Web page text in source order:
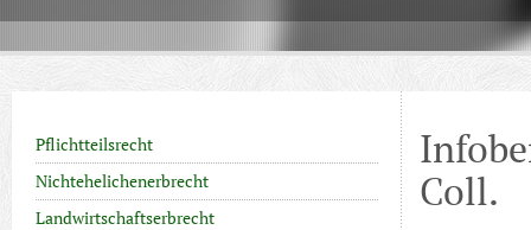
Pflichtteilsrecht
Nichtehelichenerbrecht
Landwirtschaftserbrecht
Coll.